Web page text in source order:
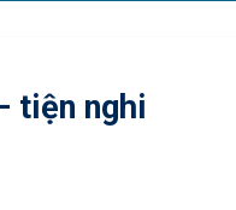
tiện nghi